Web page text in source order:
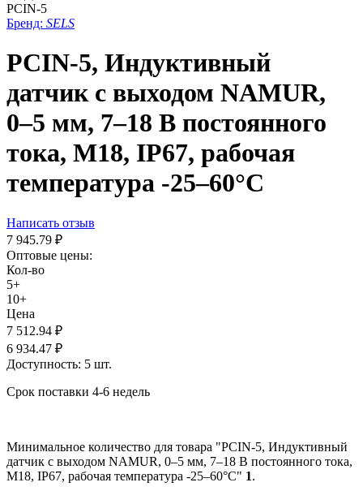
PCIN-5
Бренд: SELS
PCIN-5, Индуктивный
датчик с выходом NAMUR,
0–5 мм, 7–18 В постоянного
тока, М18, IP67, рабочая
температура -25–60°C
Написать отзыв
7 945.79 ₽
Оптовые цены:
Кол-во
5+
10+
Цена
7 512.94 ₽
6 934.47 ₽
Доступность: 5 шт.
Срок поставки 4-6 недель
Минимальное количество для товара "PCIN-5, Индуктивный
датчик с выходом NAMUR, 0–5 мм, 7–18 В постоянного тока,
М18, IP67, рабочая температура -25–60°C" 1.